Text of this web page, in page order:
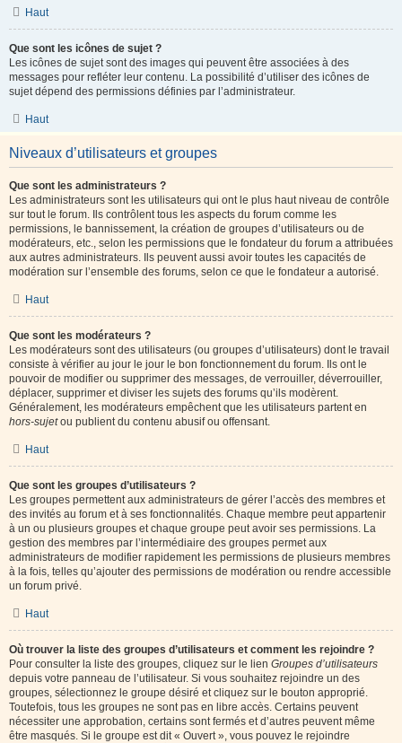
Haut
Que sont les icônes de sujet ?
Les icônes de sujet sont des images qui peuvent être associées à des
messages pour refléter leur contenu. La possibilité d’utiliser des icônes de
sujet dépend des permissions définies par l’administrateur.
Haut
Niveaux d’utilisateurs et groupes
Que sont les administrateurs ?
Les administrateurs sont les utilisateurs qui ont le plus haut niveau de contrôle
sur tout le forum. Ils contrôlent tous les aspects du forum comme les
permissions, le bannissement, la création de groupes d’utilisateurs ou de
modérateurs, etc., selon les permissions que le fondateur du forum a attribuées
aux autres administrateurs. Ils peuvent aussi avoir toutes les capacités de
modération sur l’ensemble des forums, selon ce que le fondateur a autorisé.
Haut
Que sont les modérateurs ?
Les modérateurs sont des utilisateurs (ou groupes d’utilisateurs) dont le travail
consiste à vérifier au jour le jour le bon fonctionnement du forum. Ils ont le
pouvoir de modifier ou supprimer des messages, de verrouiller, déverrouiller,
déplacer, supprimer et diviser les sujets des forums qu’ils modèrent.
Généralement, les modérateurs empêchent que les utilisateurs partent en
hors-sujetou publient du contenu abusif ou offensant.
Haut
Que sont les groupes d’utilisateurs ?
Les groupes permettent aux administrateurs de gérer l’accès des membres et
des invités au forum et à ses fonctionnalités. Chaque membre peut appartenir
à un ou plusieurs groupes et chaque groupe peut avoir ses permissions. La
gestion des membres par l’intermédiaire des groupes permet aux
administrateurs de modifier rapidement les permissions de plusieurs membres
à la fois, telles qu’ajouter des permissions de modération ou rendre accessible
un forum privé.
Haut
Où trouver la liste des groupes d’utilisateurs et comment les rejoindre ?
Pour consulter la liste des groupes, cliquez sur le lien Groupes d’utilisateurs
depuis votre panneau de l’utilisateur. Si vous souhaitez rejoindre un des
groupes, sélectionnez le groupe désiré et cliquez sur le bouton approprié.
Toutefois, tous les groupes ne sont pas en libre accès. Certains peuvent
nécessiter une approbation, certains sont fermés et d’autres peuvent même
être masqués. Si le groupe est dit « Ouvert », vous pouvez le rejoindre